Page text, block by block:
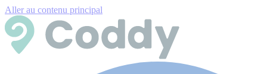
Aller au contenu principal